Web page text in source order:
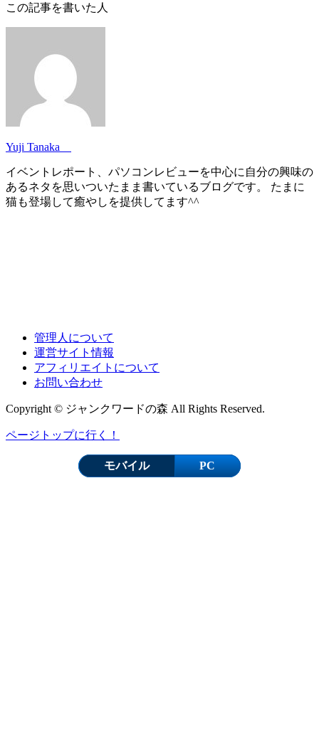
この記事を書いた人
Yuji Tanaka
イベントレポート、パソコンレビューを中心に自分の興味の
あるネタを思いついたまま書いているブログです。 たまに
猫も登場して癒やしを提供してます^^
管理人について
運営サイト情報
アフィリエイトについて
お問い合わせ
Copyright © ジャンクワードの森 All Rights Reserved.
ページトップに行く！
モバイル PC